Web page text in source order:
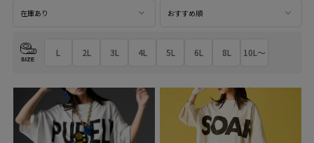
在庫あり おすすめ順
L 2L 3L 4L 5L 6L 8L 10L～